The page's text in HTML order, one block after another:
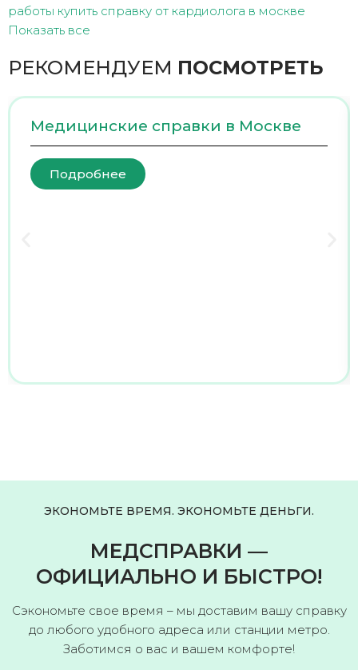
работы купить справку от кардиолога в москве
Показать все
РЕКОМЕНДУЕМ ПОСМОТРЕТЬ
Медицинские справки в Москве
Подробнее
ЭКОНОМЬТЕ ВРЕМЯ. ЭКОНОМЬТЕ ДЕНЬГИ.
МЕДСПРАВКИ —
ОФИЦИАЛЬНО И БЫСТРО!
Сэкономьте свое время – мы доставим вашу справку
до любого удобного адреса или станции метро.
Заботимся о вас и вашем комфорте!